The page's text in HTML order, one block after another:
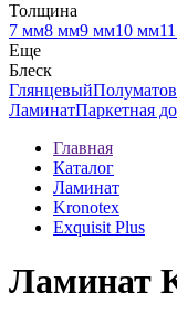
Толщина
7 мм8 мм9 мм10 мм
Еще
Блеск
Глянцевый
ЛаминатПаркетная
Главная
Каталог
Ламинат
Kronotex
Exquisit Plus
Ламинат